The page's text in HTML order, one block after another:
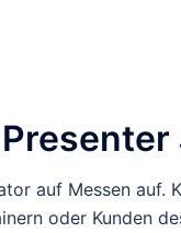
auf Messen auf.
oder Kunden